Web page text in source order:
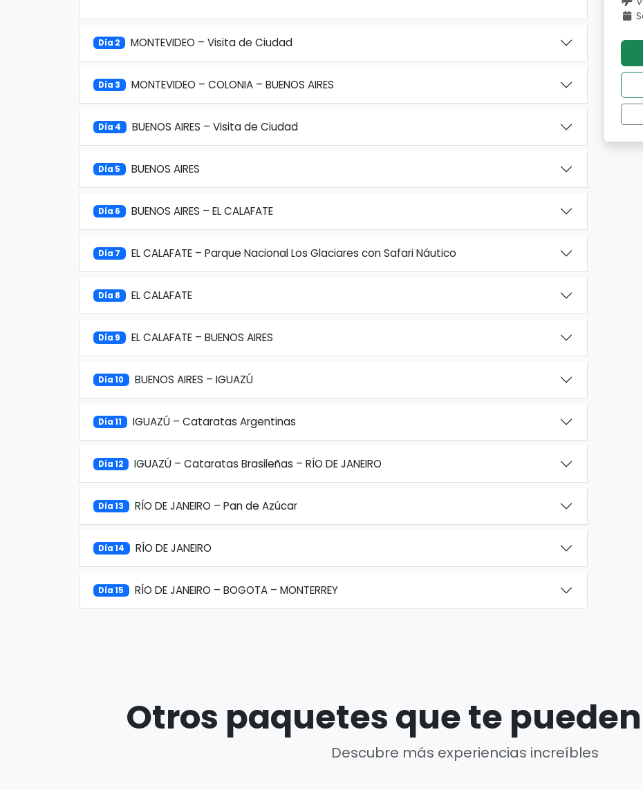
Día 2 MONTEVIDEO – Visita de Ciudad
Día 3 MONTEVIDEO – COLONIA – BUENOS AIRES
Día 4 BUENOS AIRES – Visita de Ciudad
Día 5 BUENOS AIRES
Día 6 BUENOS AIRES – EL CALAFATE
Día 7 EL CALAFATE – Parque Nacional Los Glaciares con Safari Náutico
Día 8 EL CALAFATE
Día 9 EL CALAFATE – BUENOS AIRES
Día 10 BUENOS AIRES – IGUAZÚ
Día 11 IGUAZÚ – Cataratas Argentinas
Día 12 IGUAZÚ – Cataratas Brasileñas – RÍO DE JANEIRO
Día 13 RÍO DE JANEIRO – Pan de Azúcar
Día 14 RÍO DE JANEIRO
Día 15 RÍO DE JANEIRO – BOGOTA – MONTERREY
Otros paquetes que te
Descubre más experiencias increíbles